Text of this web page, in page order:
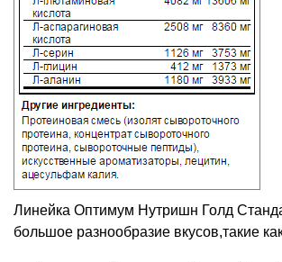
Линейка Оптимум Нутришн Голд
большое разнообразие вкусов,такие